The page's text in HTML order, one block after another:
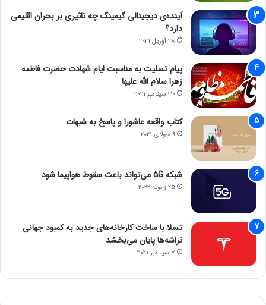
آینده‌ی دیجیتالی گیمینگ چه تاثیری بر بحران اقلیمی
دارد؟
28 آوریل 2021
پیام تسلیت به مناسبت ایام شهادت حضرت فاطمه
زهرا سلام الله علیها
30 سپتامبر 2021
کتاب واقعه عاشورا و پاسخ به شبهات
9 جولای 2021
شبکه 5G می‌تواند باعث سقوط هواپیما شود
25 ژانویه 2022
تسلا با ساخت کارخانه‌های جدید به کمبود جهانی
تراشه‌ها پایان می‌بخشد
7 سپتامبر 2021